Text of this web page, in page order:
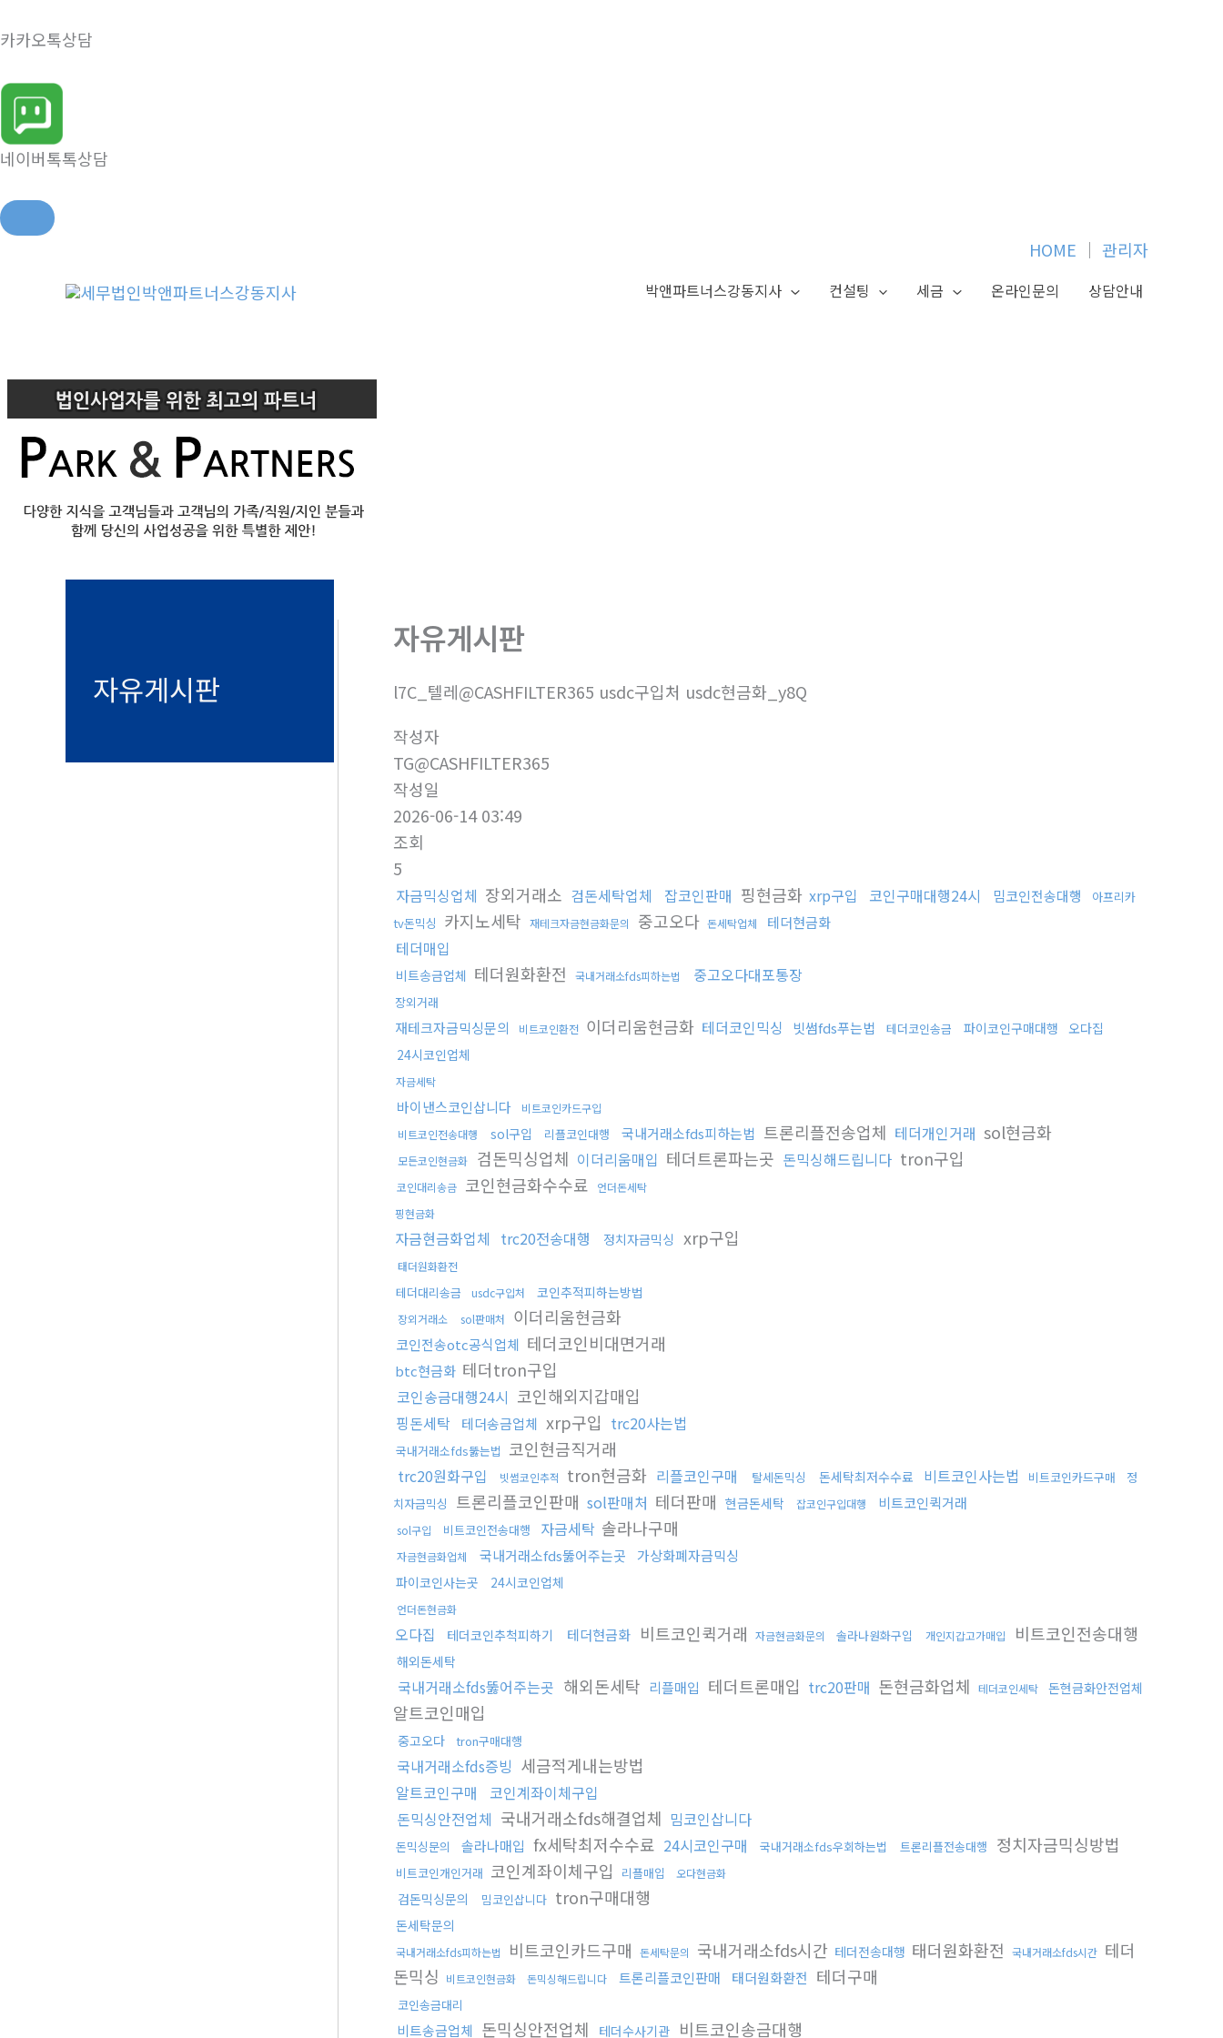
카카오톡상담
네이버톡톡상담
너
HOME │ 관리자
박앤파트너스강동지사 컨설팅 세금 온라인문의 상담안내
자유게시판
자유게시판
l7C_텔레@CASHFILTER365 usdc구입처 usdc현금화_y8Q
작성자
TG@CASHFILTER365
작성일
2026-06-14 03:49
조회
5
자금믹싱업체 장외거래소 검돈세탁업체 잡코인판매 핑현금화 xrp구입 코인구매대행24시 밈코인전송대행
아프리카
tv돈믹싱 카지노세탁 재테크자금현금화문의 중고오다 돈세탁업체 테더현금화
테더매입
비트송금업체 테더원화환전 국내거래소fds피하는법 중고오다대포통장
장외거래
재테크자금믹싱문의 비트코인환전 이더리움현금화 테더코인믹싱 빗썸fds푸는법 테더코인송금 파이코인구매대행 오다집
24시코인업체
자금세탁
바이낸스코인삽니다
비트코인카드구입
비트코인전송대행
sol구입 리플코인대행 국내거래소fds피하는법 트론리플전송업체 테더개인거래 sol현금화
모든코인현금화 검돈믹싱업체 이더리움매입 테더트론파는곳 돈믹싱해드립니다 tron구입
코인대리송금 코인현금화수수료
언더돈세탁
핑현금화
자금현금화업체 trc20전송대행 정치자금믹싱 xrp구입
태더원화환전
테더대리송금 usdc구입처 코인추적피하는방법
장외거래소 sol판매처 이더리움현금화
코인전송otc공식업체 테더코인비대면거래
btc현금화 테더tron구입
코인송금대행24시 코인해외지갑매입
핑돈세탁 테더송금업체 xrp구입 trc20사는법
국내거래소fds뚫는법 코인현금직거래
trc20원화구입 빗썸코인추적 tron현금화 리플코인구매 탈세돈믹싱 돈세탁최저수수료 비트코인사는법 비트코인카드구매
정
치자금믹싱
트론리플코인판매 sol판매처 테더판매 현금돈세탁 잡코인구입대행 비트코인퀵거래
sol구입 비트코인전송대행 자금세탁 솔라나구매
자금현금화업체 국내거래소fds뚫어주는곳 가상화폐자금믹싱
파이코인사는곳 24시코인업체
언더돈현금화
오다집 테더코인추척피하기 테더현금화 비트코인퀵거래 자금현금화문의 솔라나원화구입 개인지갑고가매입 비트코인전송대행
해외돈세탁
국내거래소fds뚫어주는곳 해외돈세탁 리플매입 테더트론매입 trc20판매 돈현금화업체 테더코인세탁 돈현금화안전업체
알트코인매입
중고오다 tron구매대행
국내거래소fds증빙 세금적게내는방법
알트코인구매
코인계좌이체구입
돈믹싱안전업체 국내거래소fds해결업체 밈코인삽니다
돈믹싱문의 솔라나매입 fx세탁최저수수료 24시코인구매 국내거래소fds우회하는법 트론리플전송대행 정치자금믹싱방법
비트코인개인거래 코인계좌이체구입 리플매입 오다현금화
검돈믹싱문의 밈코인삽니다 tron구매대행
돈세탁문의
국내거래소fds피하는법 비트코인카드구매 돈세탁문의 국내거래소fds시간 테더전송대행 태더원화환전 국내거래소fds시간 테더
돈믹싱 비트코인현금화 돈믹싱해드립니다 트론리플코인판매 태더원화환전 테더구매
코인송금대리
비트송금업체 돈믹싱안전업체 테더수사기관 비트코인송금대행